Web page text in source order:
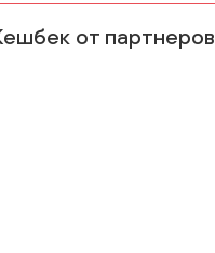
от партнеров